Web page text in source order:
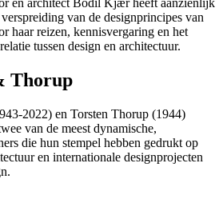
en architect Bodil Kjær heeft aanzienlijk
van de designprincipes van
haar reizen, kennisvergaring en het
tussen design en architectuur.
Thorup
2022) en Torsten Thorup (1944)
van de meest dynamische,
die hun stempel hebben gedrukt op
en internationale designprojecten